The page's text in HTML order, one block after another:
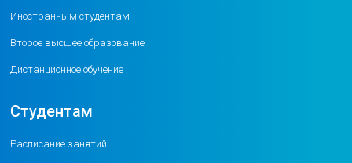
Иностранным студентам
Второе высшее образование
Дистанционное обучение
Студентам
Расписание занятий